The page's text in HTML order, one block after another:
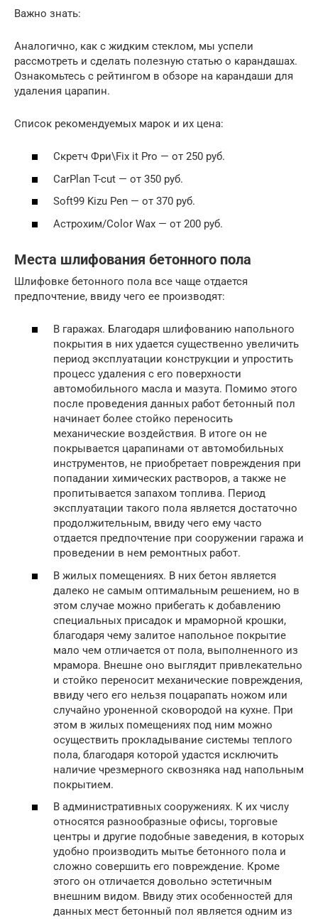
Важно знать:
Аналогично, как с жидким стеклом, мы успели
рассмотреть и сделать полезную статью о карандашах.
Ознакомьтесь с рейтингом в обзоре на карандаши для
удаления царапин.
Список рекомендуемых марок и их цена:
Скретч Фри\Fix it Pro — от 250 руб.
CarPlan T-cut — от 350 руб.
Soft99 Kizu Pen — от 370 руб.
Астрохим/Сolor Wax — от 200 руб.
Места шлифования бетонного пола
Шлифовке бетонного пола все чаще отдается
предпочтение, ввиду чего ее производят:
В гаражах. Благодаря шлифованию напольного
покрытия в них удается существенно увеличить
период эксплуатации конструкции и упростить
процесс удаления с его поверхности
автомобильного масла и мазута. Помимо этого
после проведения данных работ бетонный пол
начинает более стойко переносить
механические воздействия. В итоге он не
покрывается царапинами от автомобильных
инструментов, не приобретает повреждения при
попадании химических растворов, а также не
пропитывается запахом топлива. Период
эксплуатации такого пола является достаточно
продолжительным, ввиду чего ему часто
отдается предпочтение при сооружении гаража и
проведении в нем ремонтных работ.
В жилых помещениях. В них бетон является
далеко не самым оптимальным решением, но в
этом случае можно прибегать к добавлению
специальных присадок и мраморной крошки,
благодаря чему залитое напольное покрытие
мало чем отличается от пола, выполненного из
мрамора. Внешне оно выглядит привлекательно
и стойко переносит механические повреждения,
ввиду чего его нельзя поцарапать ножом или
случайно уроненной сковородой на кухне. При
этом в жилых помещениях под ним можно
осуществить прокладывание системы теплого
пола, благодаря которой удастся исключить
наличие чрезмерного сквозняка над напольным
покрытием.
В административных сооружениях. К их числу
относятся разнообразные офисы, торговые
центры и другие подобные заведения, в которых
удобно производить мытье бетонного пола и
сложно совершить его повреждение. Кроме
этого он отличается довольно эстетичным
внешним видом. Ввиду этих особенностей для
данных мест бетонный пол является одним из